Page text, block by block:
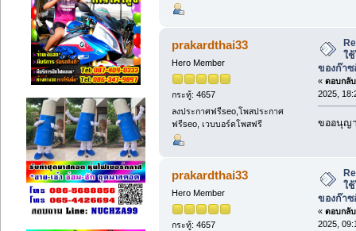
prakardthai33
Hero Member
กระทู้: 4657
ลงประกาศฟรีseo,โพสประกาศ
ฟรีseo, เวบบอร์ดโพสฟรี
ใ
ของก๊าซ
« ตอบกลั
2025,
ขออนุญ
prakardthai33
Hero Member
กระทู้: 4657
ใ
ของก๊าซ
« ตอบกลั
2025,